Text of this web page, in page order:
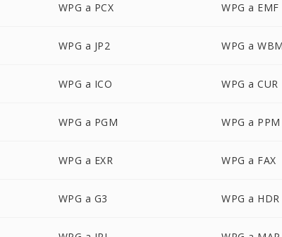
WPG a PCX WPG a EMF
WPG a JP2 WPG a
WPG a ICO WPG a CUR
WPG a PGM WPG a PPM
WPG a EXR WPG a FAX
WPG a G3 WPG a HDR